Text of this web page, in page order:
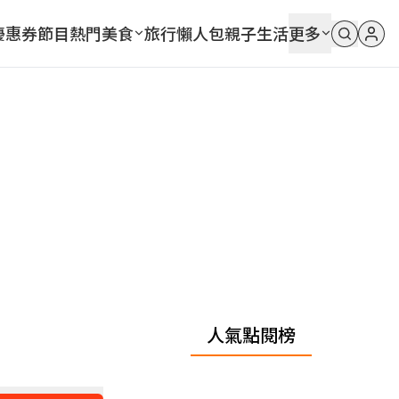
惠券節目熱門美食 旅行懶人包親子生活更多
人氣點閱榜